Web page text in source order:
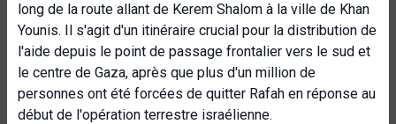
long de la route allant de Kerem Shalom à la ville de Khan
Younis. Il s'agit d'un itinéraire crucial pour la distribution de
l'aide depuis le point de passage frontalier vers le sud et
le centre de Gaza, après que plus d'un million de
personnes ont été forcées de quitter Rafah en réponse au
début de l'opération terrestre israélienne.